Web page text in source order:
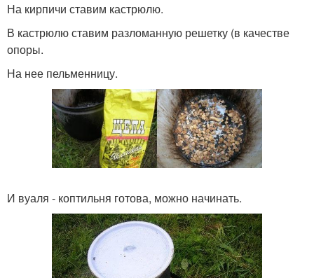
На кирпичи ставим кастрюлю.
В кастрюлю ставим разломанную решетку (в качестве
опоры.
На нее пельменницу.
И вуаля - коптильня готова, можно начинать.